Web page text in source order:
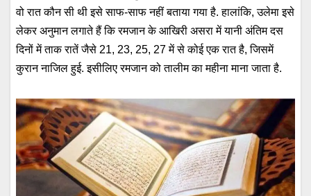
वो रात कौन सी थी इसे साफ-साफ नहीं बताया गया है. हालांकि, उलेमा इसे
लेकर अनुमान लगाते हैं कि रमजान के आखिरी असरा में यानी अंतिम दस
दिनों में ताक रातें जैसे 21, 23, 25, 27 में से कोई एक रात है, जिसमें
कुरान नाजिल हुई. इसीलिए रमजान को तालीम का महीना माना जाता है.